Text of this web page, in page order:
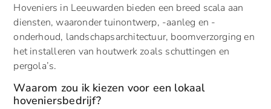
Hoveniers in Leeuwarden bieden een breed scala aan
diensten, waaronder tuinontwerp, -aanleg en -
onderhoud, landschapsarchitectuur, boomverzorging en
het installeren van houtwerk zoals schuttingen en
pergola’s.
Waarom zou ik kiezen voor een lokaal
hoveniersbedrijf?